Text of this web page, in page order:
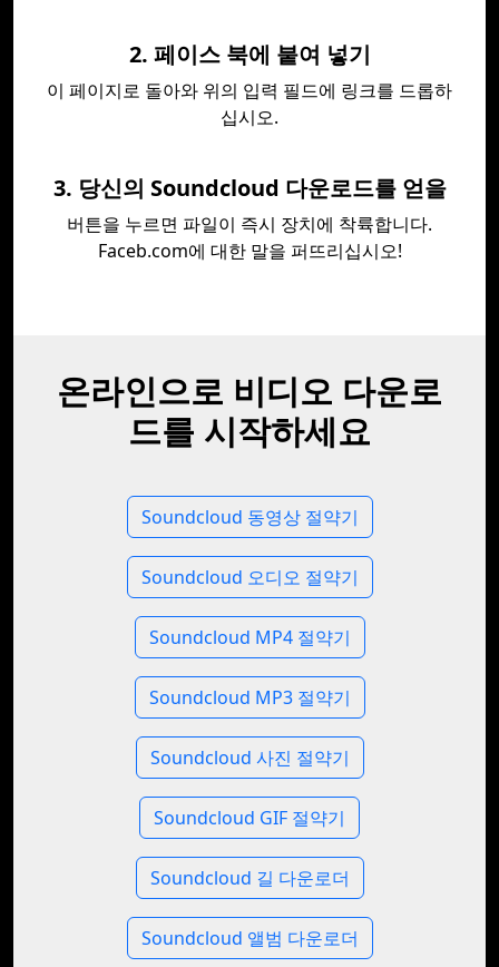
2. 페이스 북에 붙여 넣기
이 페이지로 돌아와 위의 입력 필드에 링크를 드롭하
십시오.
3. 당신의 Soundcloud 다운로드를 얻을
버튼을 누르면 파일이 즉시 장치에 착륙합니다.
Faceb.com에 대한 말을 퍼뜨리십시오!
온라인으로 비디오 다운로
드를 시작하세요
Soundcloud 동영상 절약기
Soundcloud 오디오 절약기
Soundcloud MP4 절약기
Soundcloud MP3 절약기
Soundcloud 사진 절약기
Soundcloud GIF 절약기
Soundcloud 길 다운로더
Soundcloud 앨범 다운로더